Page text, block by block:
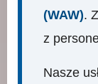
(WAW).
z
Nasze